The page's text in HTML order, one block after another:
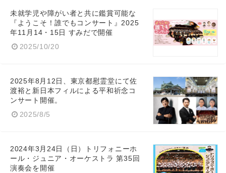
未就学児や障がい者と共に鑑賞可能な
『ようこそ！誰でもコンサート』2025
年11月14・15日 すみだで開催
2025/10/20
2025年8月12日、東京都慰霊堂にて佐
渡裕と新日本フィルによる平和祈念コ
ンサート開催。
2025/8/5
2024年3月24日（日）トリフォニーホ
ール・ジュニア・オーケストラ 第35回
演奏会を開催